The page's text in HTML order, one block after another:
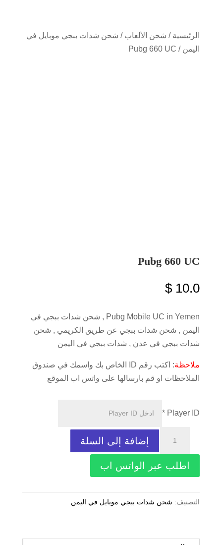
الرئيسية / شحن الألعاب / شحن شدات ببجي موبايل في
اليمن / Pubg 660 UC
Pubg 660 UC
$ 10.0
Pubg Mobile UC in Yemen , شحن شدات ببجي في
اليمن , شحن شدات ببجي عن طريق الكريمي , شحن
شدات ببجي في عدن , شدات ببجي في اليمن
ملاحظة
: اكتب رقم ID الخاص بك واسمك في صندوق
الملاحظات او قم بارسالها على واتس اب الموقع
Player ID
*
660
إضافة إلى السلة
اطلب عبر الواتس اب
التصنيف: شحن شدات ببجي موبايل في اليمن